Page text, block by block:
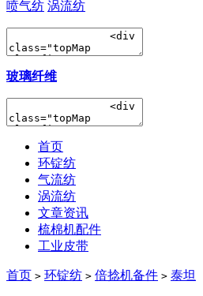
喷气纺 涡流纺
玻璃纤维
首页
环锭纺
气流纺
涡流纺
文章资讯
梳棉机配件
工业皮带
首页 > 环锭纺 > 倍捻机备件 > 泰坦